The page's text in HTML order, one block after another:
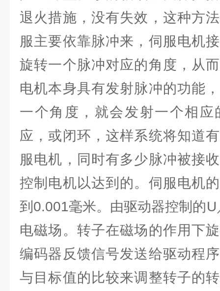
退火措施，没有失效，这种方
服主要依靠脉冲来，伺服电机
旋转一个脉冲对应的角度，从
电机本身具有发射脉冲的功能
一个角度，就会发射一个相
应，或闭环，这样系统将知道
服电机，同时有多少脉冲被接
控制电机以达到的。伺服电机
到0.001毫米。由驱动器控制的
电磁场。转子在磁场的作用下
编码器反馈信号发送给驱动程
与目标值的比较来调整转子的